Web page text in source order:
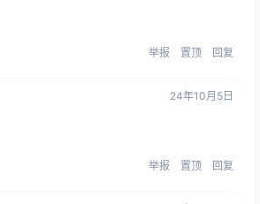
举报 置顶 回复
24年10月5日
举报 置顶 回复